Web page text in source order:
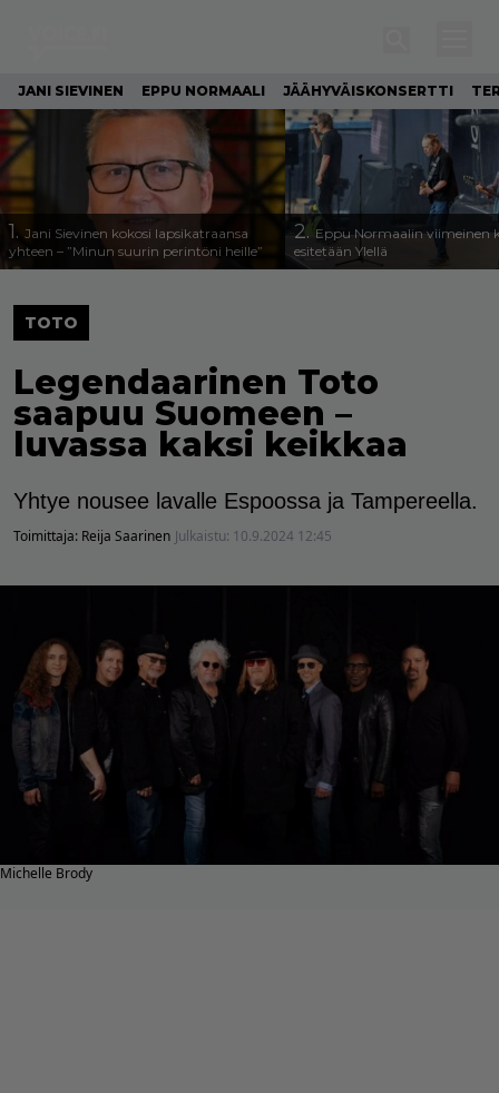
JANI SIEVINEN EPPU NORMAALI JÄÄHYVÄISKONSERTTI
1. Jani Sievinen kokosi lapsikatraansa
yhteen – ”Minun suurin perintöni heille”
2. Eppu Normaalin viimeinen
esitetään Ylellä
TOTO
Legendaarinen Toto
saapuu Suomeen –
luvassa kaksi keikkaa
Yhtye nousee lavalle Espoossa ja Tampereella.
Toimittaja: Reija Saarinen Julkaistu: 10.9.2024 12:45
Michelle Brody